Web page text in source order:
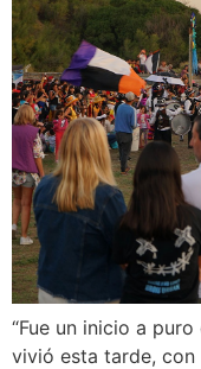
“Fue un inicio a
vivió esta tarde,